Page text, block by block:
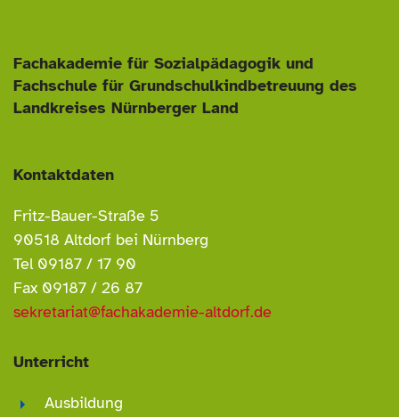
Fachakademie für Sozialpädagogik und
Fachschule für Grundschulkindbetreuung des
Landkreises Nürnberger Land
Kontaktdaten
Fritz-Bauer-Straße 5
90518 Altdorf bei Nürnberg
Tel 09187 / 17 90
Fax 09187 / 26 87
sekretariat@fachakademie-altdorf.de
Unterricht
Ausbildung